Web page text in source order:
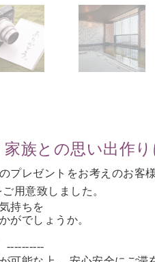
族との思い出作り
プレゼントをお考えのお客
用意致しました。
持ちを
がでしょうか。
----------